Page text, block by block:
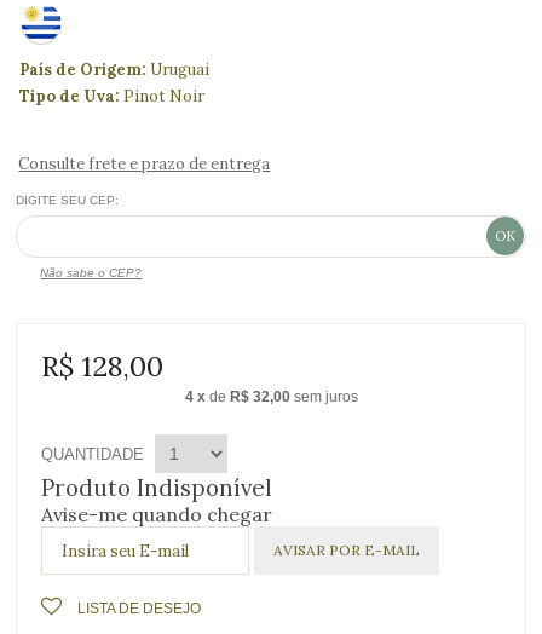
País de Origem: Uruguai
Tipo de Uva: Pinot Noir
Consulte frete e prazo de entrega
DIGITE SEU CEP:
Não sabe o CEP?
R$ 128,00
4 x de R$ 32,00 sem juros
QUANTIDADE
Produto Indisponível
Avise-me quando chegar
LISTA DE DESEJO